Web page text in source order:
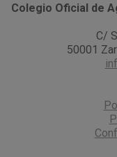
Colegio Oficial de
C/
50001